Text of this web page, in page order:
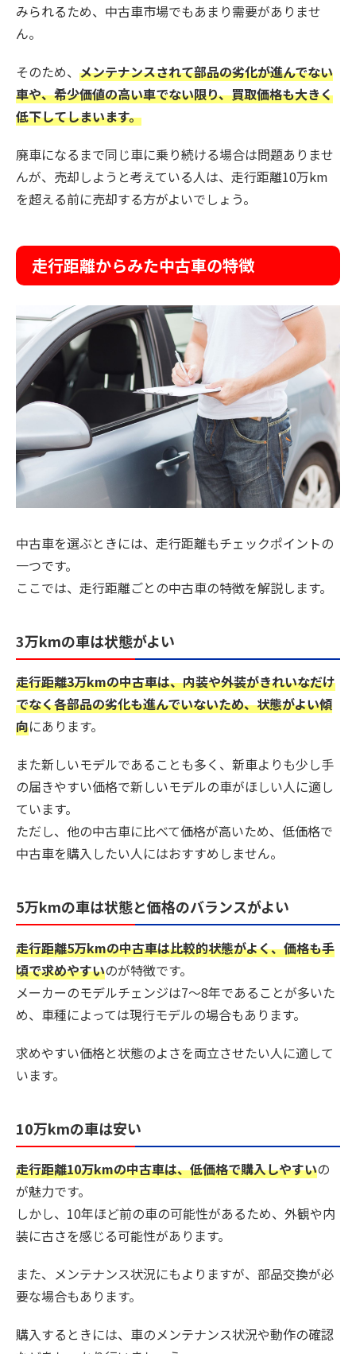
みられるため、中古車市場でもあまり需要がありませ
ん。
そのため、 メンテナンスされて部品の劣化が進んでない
車や、希少価値の高い車でない限り、買取価格も大きく
低下してしまいます。
廃車になるまで同じ車に乗り続ける場合は問題ありませ
んが、売却しようと考えている人は、走行距離10万km
を超える前に売却する方がよいでしょう。
走行距離からみた中古車の特徴
中古車を選ぶときには、走行距離もチェックポイントの
一つです。
ここでは、走行距離ごとの中古車の特徴を解説します。
3万kmの車は状態がよい
走行距離3万kmの中古車は、内装や外装がきれいなだけ
でなく各部品の劣化も進んでいないため、状態がよい傾
向にあります。
また新しいモデルであることも多く、新車よりも少し手
の届きやすい価格で新しいモデルの車がほしい人に適し
ています。
ただし、 他の中古車に比べて価格が高いため、低価格で
中古車を購入したい人にはおすすめしません。
5万kmの車は状態と価格のバランスがよい
走行距離5万kmの中古車は比較的状態がよく、価格も手
頃で求めやすいのが特徴です。
メーカーのモデルチェンジは7～8年であることが多いた
め、車種によっては現行モデルの場合もあります。
求めやすい価格と状態のよさを両立させたい人に適して
います。
10万kmの車は安い
走行距離10万kmの中古車は、低価格で購入しやすいの
が魅力です。
しかし、10年ほど前の車の可能性があるため、外観や内
装に古さを感じる可能性があります。
また、メンテナンス状況にもよりますが、部品交換が必
要な場合もあります。
購入するときには、車のメンテナンス状況や動作の確認